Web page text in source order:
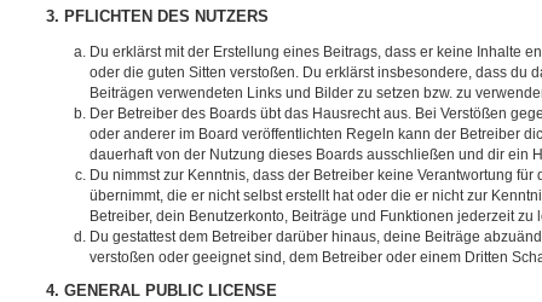
3. PFLICHTEN DES NUTZERS
Du erklärst mit der Erstellung eines Beitrags, dass er keine Inhalte
oder die guten Sitten verstoßen. Du erklärst insbesondere, dass du
Beiträgen verwendeten Links und Bilder zu setzen bzw. zu
Der Betreiber des Boards übt das Hausrecht aus. Bei Verstößen
oder anderer im Board veröffentlichten Regeln kann der Betreiber
dauerhaft von der Nutzung dieses Boards ausschließen und dir ein
Du nimmst zur Kenntnis, dass der Betreiber keine Verantwortung für
übernimmt, die er nicht selbst erstellt hat oder die er nicht zur
Betreiber, dein Benutzerkonto, Beiträge und Funktionen jederzeit zu
Du gestattest dem Betreiber darüber hinaus, deine Beiträge
verstoßen oder geeignet sind, dem Betreiber oder einem Dritten
4. GENERAL PUBLIC LICENSE